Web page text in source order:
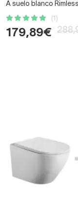
A suelo blanco
(1)
179,89€